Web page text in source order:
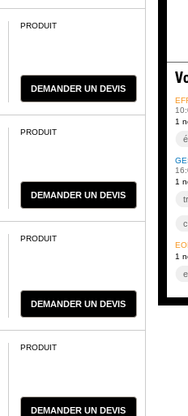
PRODUIT
DEMANDER UN DEVIS
PRODUIT
DEMANDER UN DEVIS
PRODUIT
DEMANDER UN DEVIS
PRODUIT
DEMANDER UN DEVIS
1
1
1